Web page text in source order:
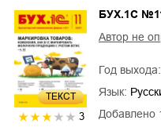
ТЕКСТ
3 Добавлено
БУХ.1С
Автор не
Год выхода:
Язык: